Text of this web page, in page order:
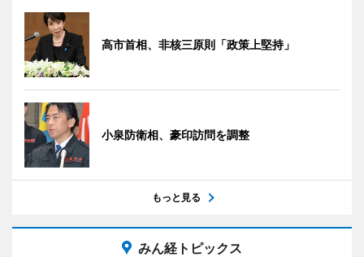
高市首相、非核三原則「政策上堅持」
小泉防衛相、豪印訪問を調整
もっと見る
みん経トピックス